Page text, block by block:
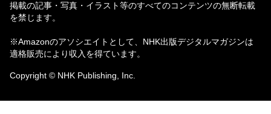
掲載の記事・写真・イラスト等のすべてのコンテンツの無断転載
を禁じます。
※Amazonのアソシエイトとして、NHK出版デジタルマガジンは
適格販売により収入を得ています。
Copyright © NHK Publishing, Inc.